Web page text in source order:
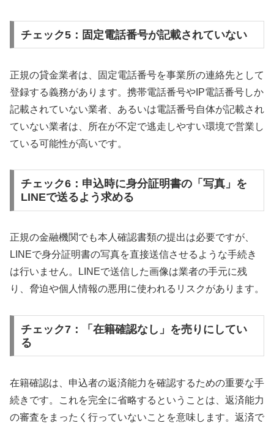
チェック5：固定電話番号が記載されていない
正規の貸金業者は、固定電話番号を事業所の連絡先として
登録する義務があります。携帯電話番号やIP電話番号しか
記載されていない業者、あるいは電話番号自体が記載され
ていない業者は、所在が不定で逃走しやすい環境で営業し
ている可能性が高いです。
チェック6：申込時に身分証明書の「写真」を
LINEで送るよう求める
正規の金融機関でも本人確認書類の提出は必要ですが、
LINEで身分証明書の写真を直接送信させるような手続き
は行いません。LINEで送信した画像は業者の手元に残
り、脅迫や個人情報の悪用に使われるリスクがあります。
チェック7：「在籍確認なし」を売りにしてい
る
在籍確認は、申込者の返済能力を確認するための重要な手
続きです。これを完全に省略するということは、返済能力
の審査をまったく行っていないことを意味します。返済で